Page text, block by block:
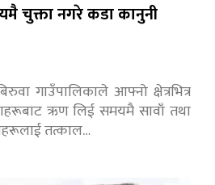
चुक्ता नगरे कडा कानुनी
गाउँपालिकाले आफ्नो क्षेत्रभित्र
ऋण लिई समयमै सावाँ तथा
तत्काल…